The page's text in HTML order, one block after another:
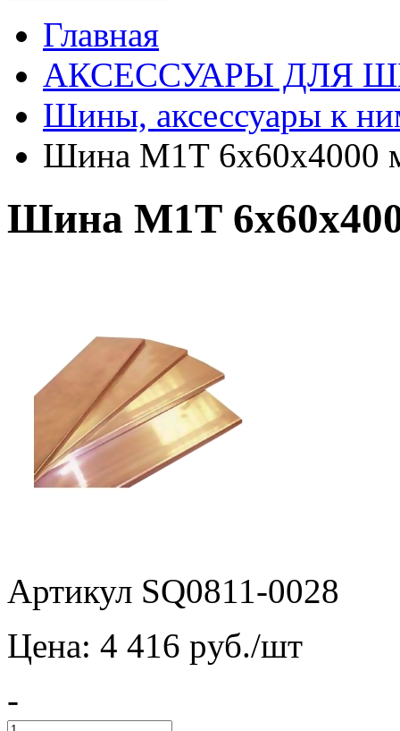
Главная
АКСЕССУАРЫ ДЛЯ
Шины, аксессуары к
Шина М1Т 6х60х4000
Шина М1Т
Артикул SQ0811-0028
Цена: 4 416 pуб./шт
-